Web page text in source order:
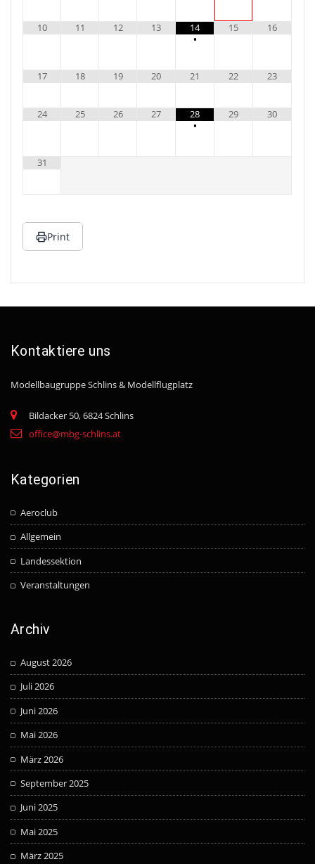
10 11 12 13
14
•
15 16
17 18 19 20 21 22 23
24 25 26 27
28
•
29 30
31
Print
Kontaktiere uns
Modellbaugruppe Schlins& Modellflugplatz
Bildacker 50, 6824 Schlins
office@mbg-schlins.at
Kategorien
Aeroclub
Allgemein
Landessektion
Veranstaltungen
Archiv
August 2026
Juli 2026
Juni 2026
Mai 2026
März 2026
September 2025
Juni 2025
Mai 2025
März 2025